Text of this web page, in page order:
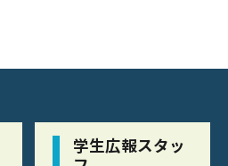
学生広報スタッ